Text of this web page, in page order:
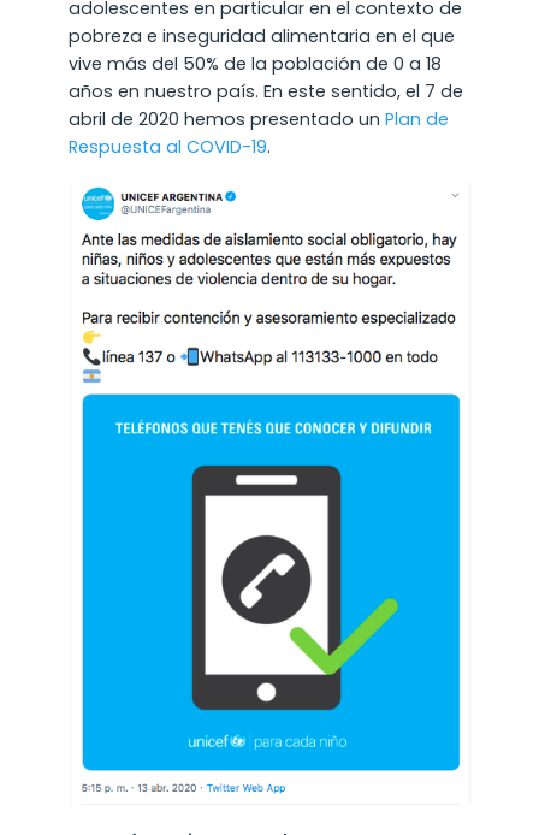
adolescentes en particular en el contexto de
pobreza e inseguridad alimentaria en el que
vive más del 50% de la población de 0 a 18
años en nuestro país. En este sentido, el 7 de
abril de 2020 hemos presentado un Plan de
Respuesta al COVID-19.